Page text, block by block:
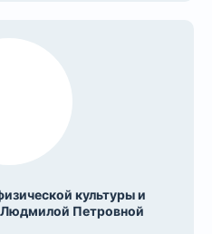
культуры и
Петровной